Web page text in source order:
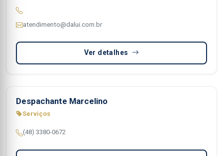
atendimento@dalui.com.br
Ver detalhes
Despachante Marcelino
Serviços
(48) 3380-0672